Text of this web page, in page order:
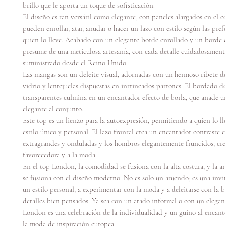
brillo que le aporta un toque de sofisticación.
El diseño es tan versátil como elegante, con paneles alargados en el
pueden enrollar, atar, anudar o hacer un lazo con estilo según las
quien lo lleve. Acabado con un elegante borde enrollado y un borde
presume de una meticulosa artesanía, con cada detalle
suministrado desde el Reino Unido.
Las mangas son un deleite visual, adornadas con un hermoso ribete
vidrio y lentejuelas dispuestas en intrincados patrones. El bordado
transparentes culmina en un encantador efecto de borla, que añade
elegante al conjunto.
Este top es un lienzo para la autoexpresión, permitiendo a quien lo
estilo único y personal. El lazo frontal crea un encantador contraste
extragrandes y onduladas y los hombros elegantemente fruncidos,
favorecedora y a la moda.
En el top London, la comodidad se fusiona con la alta costura, y la
se fusiona con el diseño moderno. No es solo un atuendo; es una
un estilo personal, a experimentar con la moda y a deleitarse con la
detalles bien pensados. Ya sea con un atado informal o con un
London es una celebración de la individualidad y un guiño al
la moda de inspiración europea.